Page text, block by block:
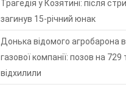
Трагедія у Козятині: після
загинув 15-річний юнак
Донька відомого агробарона
газової компанії: позов на 729
відхилили